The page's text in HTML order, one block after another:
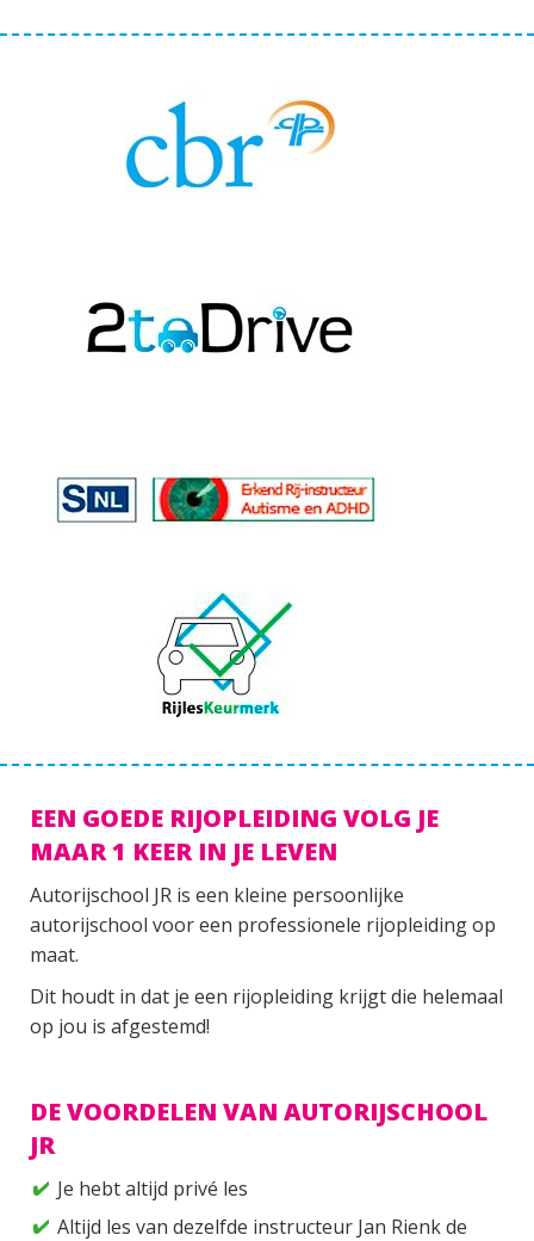
EEN GOEDE RIJOPLEIDING VOLG JE
MAAR 1 KEER IN JE LEVEN
Autorijschool JR is een kleine persoonlijke
autorijschool voor een professionele rijopleiding op
maat.
Dit houdt in dat je een rijopleiding krijgt die helemaal
op jou is afgestemd!
DE VOORDELEN VAN AUTORIJSCHOOL
JR
Je hebt altijd privé les
Altijd les van dezelfde instructeur Jan Rienk de